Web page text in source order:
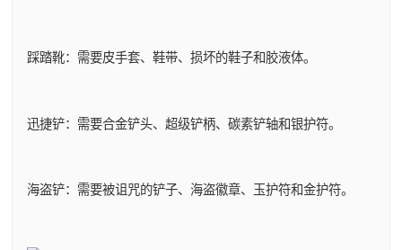
踩踏靴：需要皮手套、鞋带、损坏的鞋子和胶液体。
迅捷铲：需要合金铲头、超级铲柄、碳素铲轴和银护符。
海盗铲：需要被诅咒的铲子、海盗徽章、玉护符和金护符。